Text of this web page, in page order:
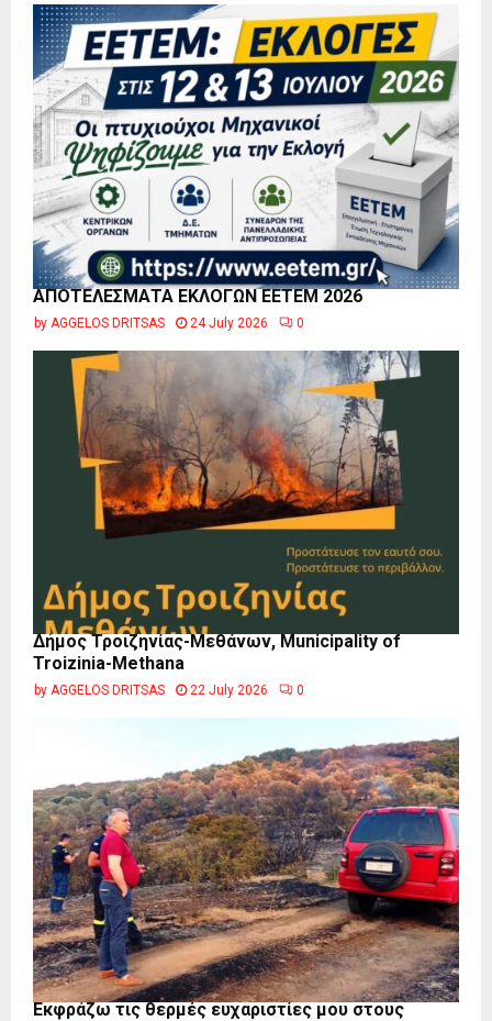
ΑΠΟΤΕΛΕΣΜΑΤΑ ΕΚΛΟΓΩΝ ΕΕΤΕΜ 2026
by AGGELOS DRITSAS 24 July 2026 0
Δήμος Τροιζηνίας-Μεθάνων, Municipality of
Troizinia-Methana
by AGGELOS DRITSAS 22 July 2026 0
Εκφράζω τις θερμές ευχαριστίες μου στους